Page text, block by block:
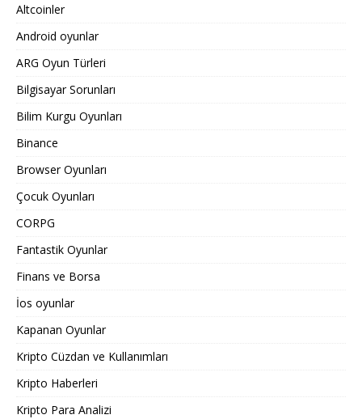
Altcoinler
Android oyunlar
ARG Oyun Türleri
Bilgisayar Sorunları
Bilim Kurgu Oyunları
Binance
Browser Oyunları
Çocuk Oyunları
CORPG
Fantastik Oyunlar
Finans ve Borsa
İos oyunlar
Kapanan Oyunlar
Kripto Cüzdan ve Kullanımları
Kripto Haberleri
Kripto Para Analizi